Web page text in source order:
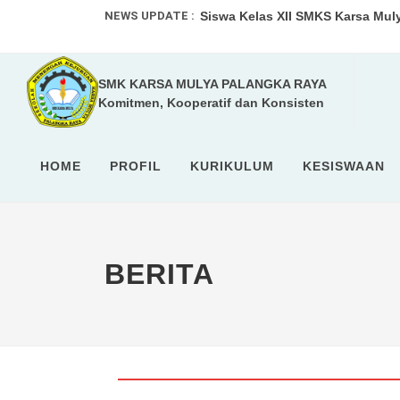
NEWS UPDATE : Siswa Kelas XII SMKS Karsa
SMKS Karsa Mulya Palangka
O2SN Tingkat SMA/SMK Kota
SISWA SMKS KARSA MULYA
SMK KARSA MULYA PALANGKA RAYA
Komitmen, Kooperatif dan Konsisten
HOME PROFIL KURIKULUM KESISWAAN
BERITA